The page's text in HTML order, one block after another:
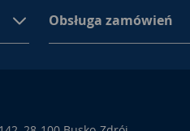
Obsługa zamówień